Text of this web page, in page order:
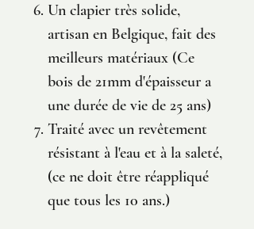
Un clapier très solide,
artisan en Belgique, fait des
meilleurs matériaux (Ce
bois de 21mm d'épaisseur a
une durée de vie de 25 ans)
Traité avec un revêtement
résistant à l'eau et à la saleté,
(ce ne doit être réappliqué
que tous les 10 ans.)